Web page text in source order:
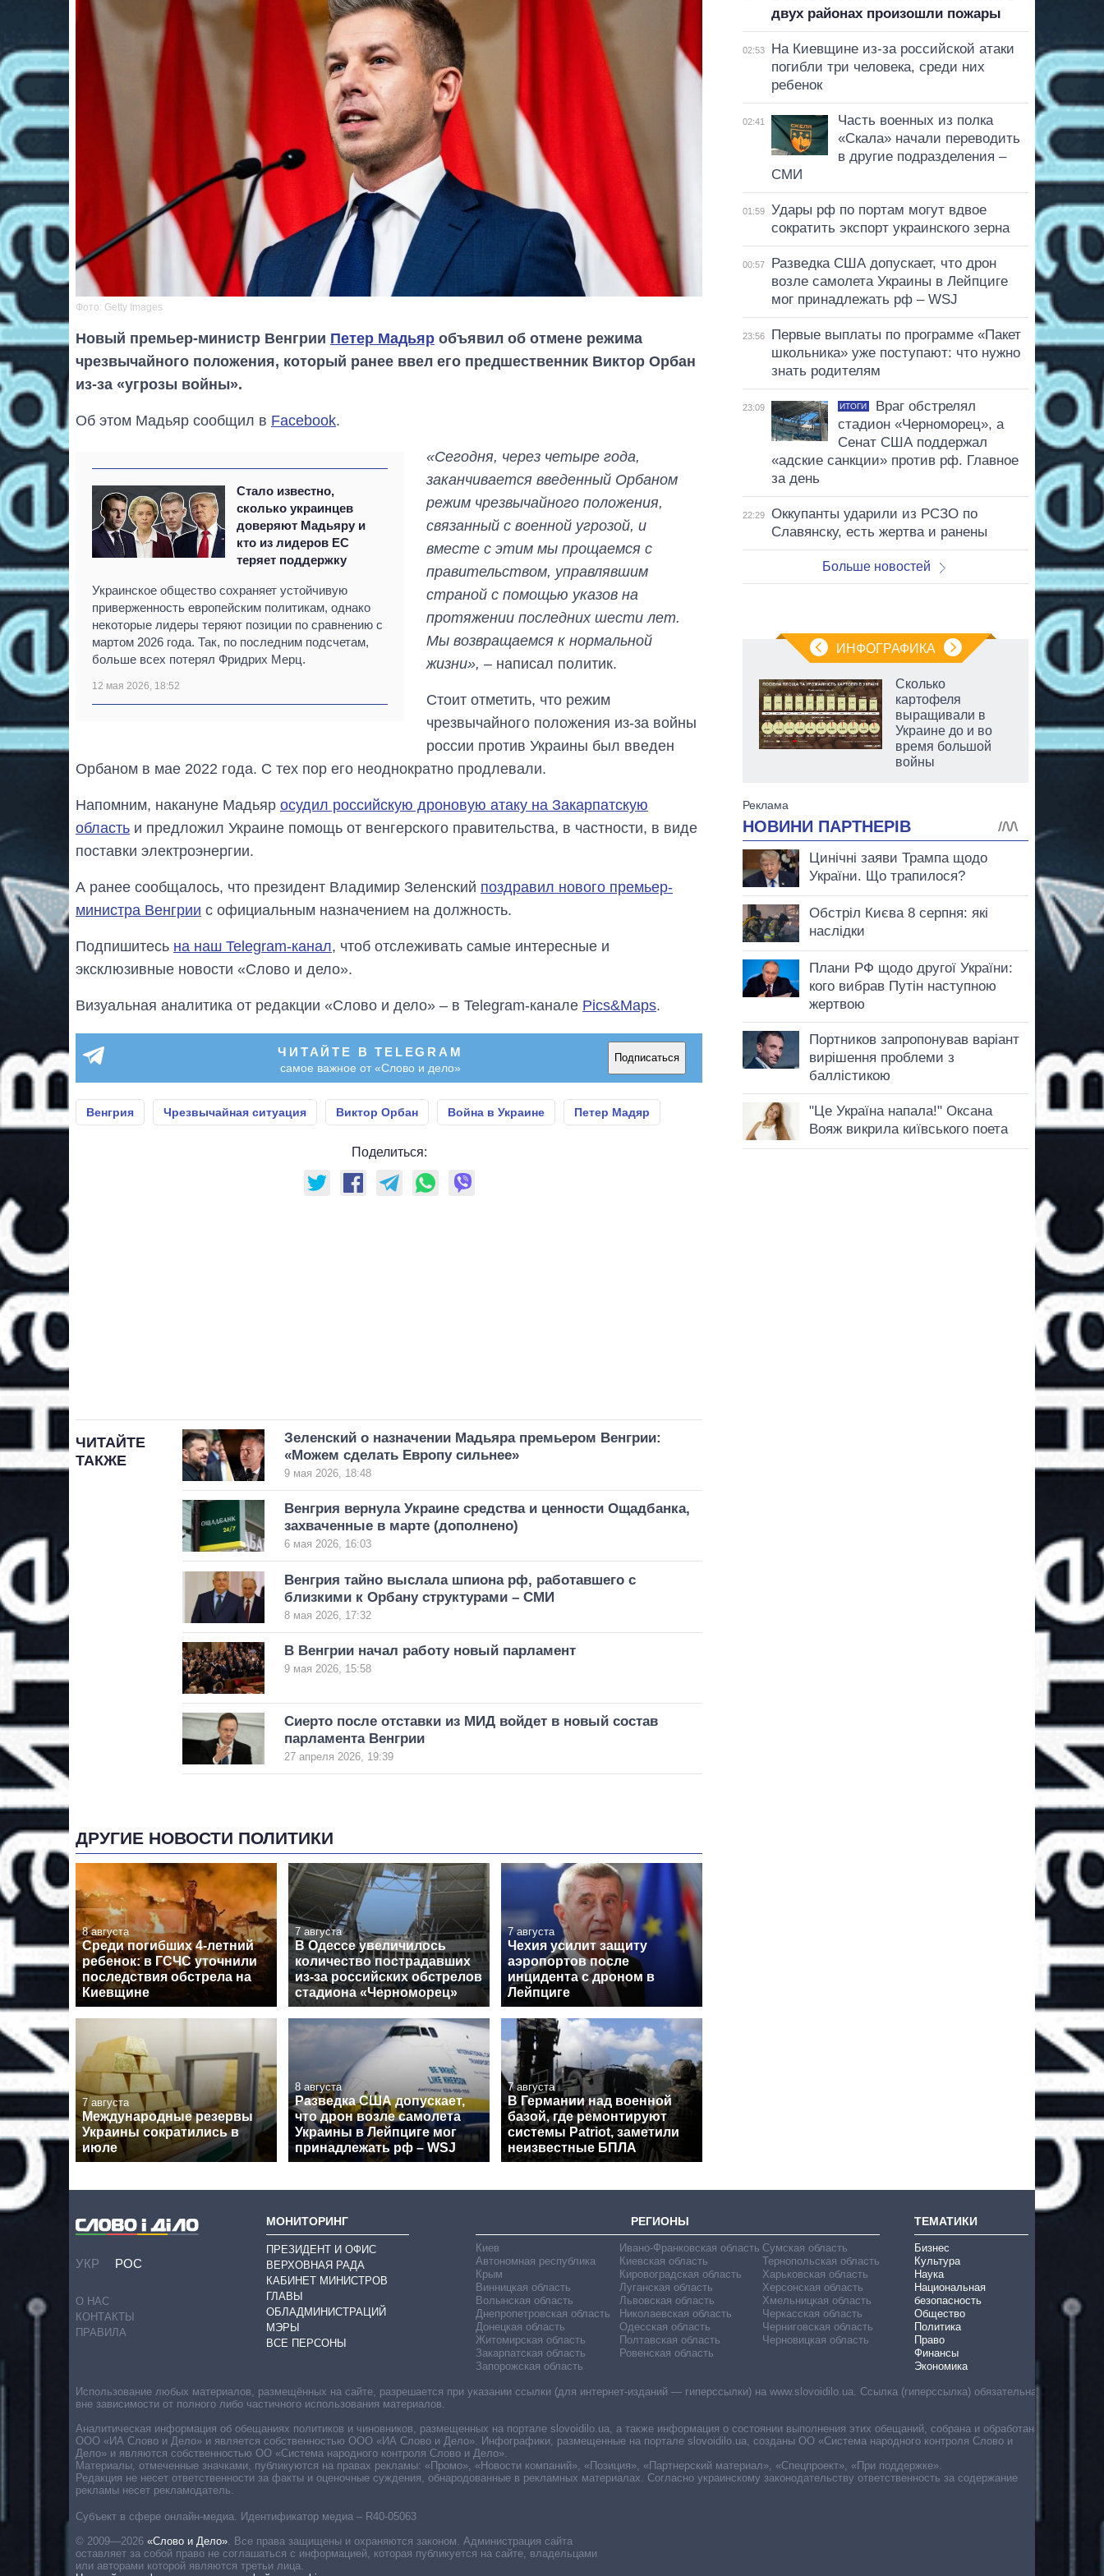
Фото: Getty Images
Новый премьер-министр Венгрии Петер Мадьяр объявил об отмене режима
чрезвычайного положения, который ранее ввел его предшественник Виктор Орбан
из-за «угрозы войны».
Об этом Мадьяр сообщил в Facebook.
Стало известно,
сколько украинцев
доверяют Мадьяру и
кто из лидеров ЕС
теряет поддержку
Украинское общество сохраняет устойчивую
приверженность европейским политикам, однако
некоторые лидеры теряют позиции по сравнению с
мартом 2026 года. Так, по последним подсчетам,
больше всех потерял Фридрих Мерц.
12 мая 2026, 18:52
«Сегодня, через четыре года,
заканчивается введенный Орбаном
режим чрезвычайного положения,
связанный с военной угрозой, и
вместе с этим мы прощаемся с
правительством, управлявшим
страной с помощью указов на
протяжении последних шести лет.
Мы возвращаемся к нормальной
жизни», – написал политик.
Стоит отметить, что режим
чрезвычайного положения из-за войны
россии против Украины был введен
Орбаном в мае 2022 года. С тех пор его неоднократно продлевали.
Напомним, накануне Мадьяр осудил российскую дроновую атаку на Закарпатскую
область и предложил Украине помощь от венгерского правительства, в частности, в виде
поставки электроэнергии.
А ранее сообщалось, что президент Владимир Зеленский поздравил нового премьер-
министра Венгрии с официальным назначением на должность.
Подпишитесь на наш Telegram-канал, чтоб отслеживать самые интересные и
эксклюзивные новости «Слово и дело».
Визуальная аналитика от редакции «Слово и дело» – в Telegram-канале Pics&Maps.
ЧИТАЙТЕ В TELEGRAM
самое важное от «Слово и дело»
Подписаться
Венгрия Чрезвычайная ситуация Виктор Орбан Война в Украине Петер Мадяр
Поделиться:
ЧИТАЙТЕ
ТАКЖЕ
Зеленский о назначении Мадьяра премьером Венгрии:
«Можем сделать Европу сильнее»
9 мая 2026, 18:48
Венгрия вернула Украине средства и ценности Ощадбанка,
захваченные в марте (дополнено)
6 мая 2026, 16:03
Венгрия тайно выслала шпиона рф, работавшего с
близкими к Орбану структурами – СМИ
8 мая 2026, 17:32
В Венгрии начал работу новый парламент
9 мая 2026, 15:58
Сиерто после отставки из МИД войдет в новый состав
парламента Венгрии
27 апреля 2026, 19:39
ДРУГИЕ НОВОСТИ ПОЛИТИКИ
8 августа
Среди погибших 4-летний
ребенок: в ГСЧС уточнили
последствия обстрела на
Киевщине
7 августа
В Одессе увеличилось
количество пострадавших
из-за российских обстрелов
стадиона «Черноморец»
7 августа
Чехия усилит защиту
аэропортов после
инцидента с дроном в
Лейпциге
7 августа
Международные резервы
Украины сократились в
июле
8 августа
Разведка США допускает,
что дрон возле самолета
Украины в Лейпциге мог
принадлежать рф – WSJ
7 августа
В Германии над военной
базой, где ремонтируют
системы Patriot, заметили
неизвестные БПЛА
двух районах произошли пожары
02:53
На Киевщине из-за российской атаки
погибли три человека, среди них
ребенок
02:41
Часть военных из полка
«Скала» начали переводить
в другие подразделения –
СМИ
01:59
Удары рф по портам могут вдвое
сократить экспорт украинского зерна
00:57
Разведка США допускает, что дрон
возле самолета Украины в Лейпциге
мог принадлежать рф – WSJ
23:56
Первые выплаты по программе «Пакет
школьника» уже поступают: что нужно
знать родителям
23:09 ИТОГИ
Враг обстрелял
стадион «Черноморец», а
Сенат США поддержал
«адские санкции» против рф. Главное
за день
22:29
Оккупанты ударили из РСЗО по
Славянску, есть жертва и ранены
Больше новостей
ИНФОГРАФИКА
бюджет
Министерства
обороны за 13 лет
войны с россией
Сколько
картофеля
выращивали в
Украине до и во
время большой
войны
УКР РОС
О НАС
КОНТАКТЫ
ПРАВИЛА
МОНИТОРИНГ
ПРЕЗИДЕНТ И ОФИС
ВЕРХОВНАЯ РАДА
КАБИНЕТ МИНИСТРОВ
ГЛАВЫ
ОБЛАДМИНИСТРАЦИЙ
МЭРЫ
ВСЕ ПЕРСОНЫ
РЕГИОНЫ
Киев
Автономная республика
Крым
Винницкая область
Волынская область
Днепропетровская область
Донецкая область
Житомирская область
Закарпатская область
Запорожская область
Ивано-Франковская область
Киевская область
Кировоградская область
Луганская область
Львовская область
Николаевская область
Одесская область
Полтавская область
Ровенская область
Сумская область
Тернопольская область
Харьковская область
Херсонская область
Хмельницкая область
Черкасская область
Черниговская область
Черновицкая область
ТЕМАТИКИ
Бизнес
Культура
Наука
Национальная
безопасность
Общество
Политика
Право
Финансы
Экономика
Субъект в сфере онлайн-медиа. Идентификатор медиа – R40-05063
© 2009—2026 «Слово и Дело»
Все права защищены и охраняются законом. Администрация сайта
оставляет за собой право не соглашаться с информацией, которая публикуется на сайте, владельцами
или авторами которой являются третьи лица.
Использование любых материалов, размещённых на сайте, разрешается при указании ссылки (для интернет-изданий — гиперссылки) на www.slovoidilo.ua. Ссылка (гиперссылка) обязательна
вне зависимости от полного либо частичного использования материалов.
Аналитическая информация об обещаниях политиков и чиновников, размещенных на портале slovoidilo.ua, а также информация о состоянии выполнения этих обещаний, собрана и обработана
ООО «ИА Слово и Дело» и является собственностью ООО «ИА Слово и Дело». Инфографики, размещенные на портале slovoidilo.ua, созданы ОО «Система народного контроля Слово и
Дело» и являются собственностью ОО «Система народного контроля Слово и Дело».
Материалы, отмеченные значками, публикуются на правах рекламы: «Промо», «Новости компаний», «Позиция», «Партнерский материал», «Спецпроект», «При поддержке».
Редакция не несет ответственности за факты и оценочные суждения, обнародованные в рекламных материалах. Согласно украинскому законодательству ответственность за содержание
рекламы несет рекламодатель.